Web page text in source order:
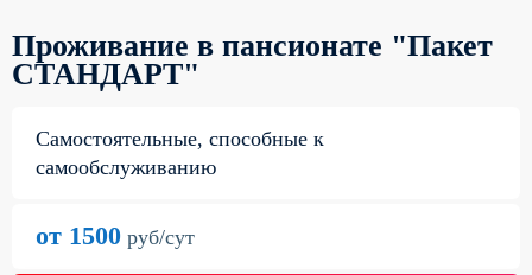
Проживание в пансионате "Пакет
СТАНДАРТ"
Самостоятельные, способные к
самообслуживанию
от 1500 руб/сут